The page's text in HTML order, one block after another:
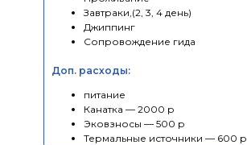
Завтраки,(2, 3, 4 день)
Джиппинг
Сопровождение гида
Доп. расходы:
питание
Канатка — 2000 р
Эковзносы — 500 р
Термальные источники — 600 р